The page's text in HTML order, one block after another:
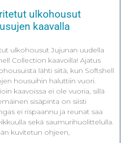
ulkohousut
kaavalla
ulkohousut Jujunan uudella
Collection kaavoilla! Ajatus
lähti siitä, kun Softshell
housuihin haluttiin vuori.
kaavoissa ei ole vuoria, sillä
sisäpinta on siisti
ei rispaannu ja reunat saa
sekä saumurihuolittelulla.
kuvitetun ohjeen,